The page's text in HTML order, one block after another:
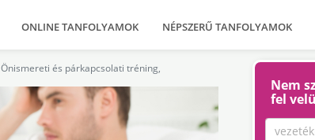
ONLINE TANFOLYAMOK NÉPSZERŰ TANFOLYAMOK
Önismereti és párkapcsolati tréning,
Nem
fel